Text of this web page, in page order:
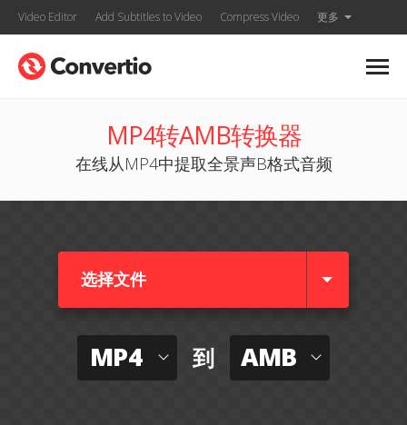
Video Editor Add Subtitles to Video Compress Video 更多
MP4转AMB转换器
在线从MP4中提取全景声B格式音频
选择文件
MP4 到 AMB